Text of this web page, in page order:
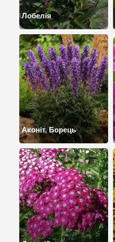
Лобелія
Аконіт, Борець